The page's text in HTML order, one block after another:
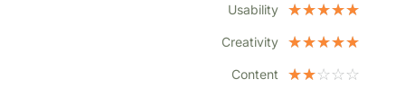
Usability ☆☆☆☆☆
Creativity ☆☆☆☆☆
Content ☆☆☆ ☆ ☆